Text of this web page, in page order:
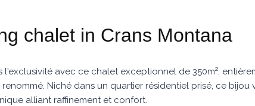
chalet in Crans Montana
l'exclusivité avec ce chalet exceptionnel de 350m²,
Niché dans un quartier résidentiel prisé, ce bijou
alliant raffinement et confort.